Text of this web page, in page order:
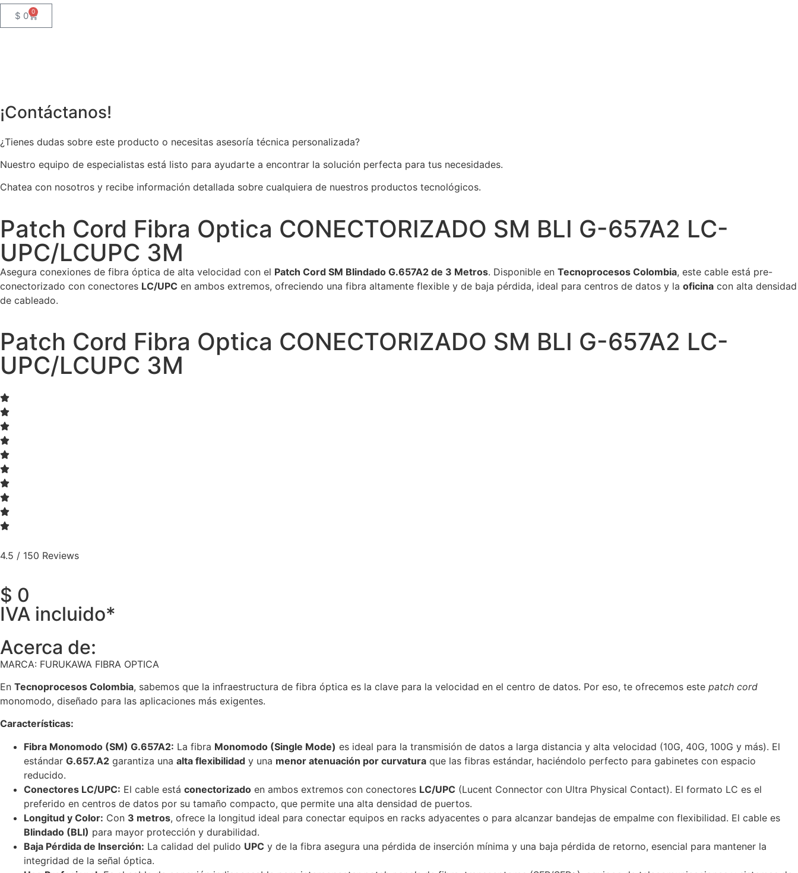
$ 0 0
¡Contáctanos!
¿Tienes dudas sobre este producto o necesitas asesoría técnica personalizada?
Nuestro equipo de especialistas está listo para ayudarte a encontrar la solución perfecta para tus necesidades.
Chatea con nosotros y recibe información detallada sobre cualquiera de nuestros productos tecnológicos.
Patch Cord Fibra Optica CONECTORIZADO SM BLI G-657A2 LC-
UPC/LCUPC 3M
Asegura conexiones de fibra óptica de alta velocidad con el Patch Cord SM Blindado G.657A2 de 3 Metros. Disponible en Tecnoprocesos Colombia, este cable está pre-
conectorizado con conectores LC/UPC en ambos extremos, ofreciendo una fibra altamente flexible y de baja pérdida, ideal para centros de datos y la oficina con alta densidad
de cableado.
Patch Cord Fibra Optica CONECTORIZADO SM BLI G-657A2 LC-
UPC/LCUPC 3M
4.5 / 150 Reviews
$ 0
IVA incluido*
Acerca de:
MARCA: FURUKAWA FIBRA OPTICA
En Tecnoprocesos Colombia, sabemos que la infraestructura de fibra óptica es la clave para la velocidad en el centro de datos. Por eso, te ofrecemos este patch cord
monomodo, diseñado para las aplicaciones más exigentes.
Características:
Fibra Monomodo (SM) G.657A2: La fibra Monomodo (Single Mode) es ideal para la transmisión de datos a larga distancia y alta velocidad (10G, 40G, 100G y más). El
estándar G.657.A2 garantiza una alta flexibilidad y una menor atenuación por curvatura que las fibras estándar, haciéndolo perfecto para gabinetes con espacio
reducido.
Conectores LC/UPC: El cable está conectorizado en ambos extremos con conectores LC/UPC (Lucent Connector con Ultra Physical Contact). El formato LC es el
preferido en centros de datos por su tamaño compacto, que permite una alta densidad de puertos.
Longitud y Color: Con 3 metros, ofrece la longitud ideal para conectar equipos en racks adyacentes o para alcanzar bandejas de empalme con flexibilidad. El cable es
Blindado (BLI) para mayor protección y durabilidad.
Baja Pérdida de Inserción: La calidad del pulido UPC y de la fibra asegura una pérdida de inserción mínima y una baja pérdida de retorno, esencial para mantener la
integridad de la señal óptica.